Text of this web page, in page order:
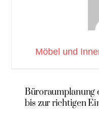
Möbel und
Büroraumplanung
bis zur richtigen